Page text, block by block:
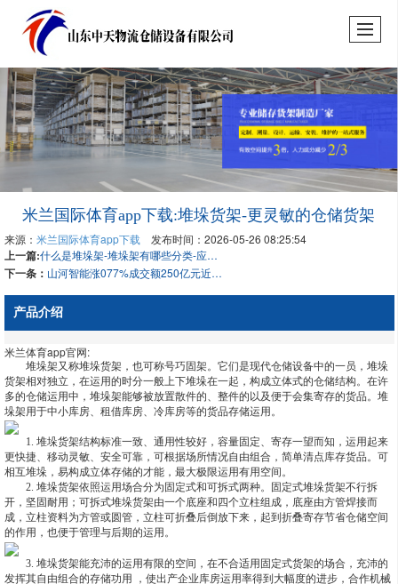
米兰国际体育app下载:堆垛货架-更灵敏的仓储货架
来源： 米兰国际体育app下载 发布时间：2026-05-26 08:25:54
上一篇: 什么是堆垛架-堆垛架有哪些分类-应用于哪里呢？
下一条： 山河智能涨077%成交额250亿元近5日主力净流入-230228万
产品介绍
米兰体育app官网:
堆垛架又称堆垛货架，也可称号巧固架。它们是现代仓储设备中的一员，堆垛
货架相对独立，在运用的时分一般上下堆垛在一起，构成立体式的仓储结构。在许
多的仓储运用中，堆垛架能够被放置散件的、整件的以及便于会集寄存的货品。堆
垛架用于中小库房、租借库房、冷库房等的货品存储运用。
1. 堆垛货架结构标准一致、通用性较好，容量固定、寄存一望而知，运用起来
更快捷、移动灵敏、安全可靠，可根据场所情况自由组合，简单清点库存货品。可
相互堆垛，易构成立体存储的才能，最大极限运用有用空间。
2. 堆垛货架依照运用场合分为固定式和可拆式两种。固定式堆垛货架不行拆
开，坚固耐用；可拆式堆垛货架由一个底座和四个立柱组成，底座由方管焊接而
成，立柱资料为方管或圆管，立柱可折叠后倒放下来，起到折叠寄存节省仓储空间
的作用，也便于管理与后期的运用。
3. 堆垛货架能充沛的运用有限的空间，在不合适用固定式货架的场合，充沛的
发挥其自由组合的存储功用 ，使出产企业库房运用率得到大幅度的进步，合作机械